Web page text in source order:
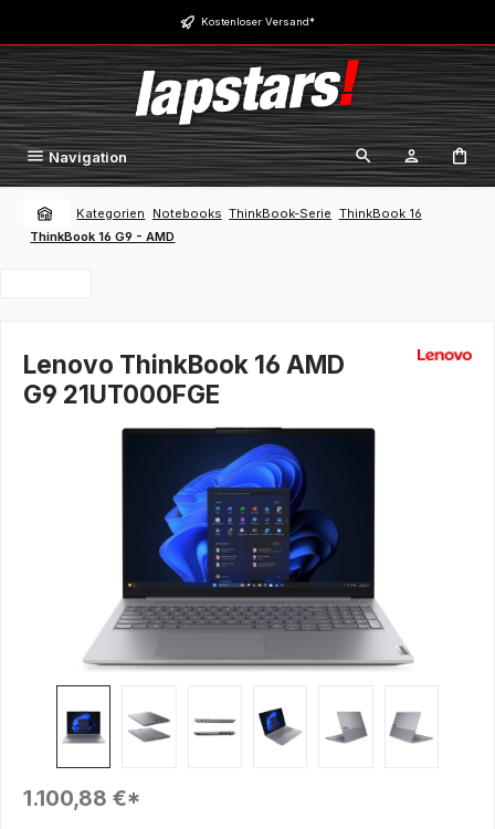
Zum Hauptinhalt springen Kostenloser Versand*
Navigation
Kategorien Notebooks ThinkBook-Serie ThinkBook 16
ThinkBook 16 G9 - AMD
Lenovo ThinkBook 16 AMD
G9 21UT000FGE
Bildergalerie überspringen
Regulärer Preis:
1.100,88 €*